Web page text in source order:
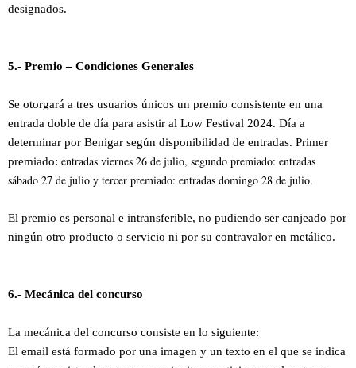
designados.
5.- Premio – Condiciones Generales
Se otorgará a tres usuarios únicos un premio consistente en una
entrada doble de día para asistir al Low Festival 2024. Día a
determinar por Benigar según disponibilidad de entradas. Primer
premiado: entradas viernes 26 de julio, segundo premiado: entradas
sábado 27 de julio y tercer premiado: entradas domingo 28 de julio.
El premio es personal e intransferible, no pudiendo ser canjeado por
ningún otro producto o servicio ni por su contravalor en metálico.
6.- Mecánica del concurso
La mecánica del concurso consiste en lo siguiente:
El email está formado por una imagen y un texto en el que se indica